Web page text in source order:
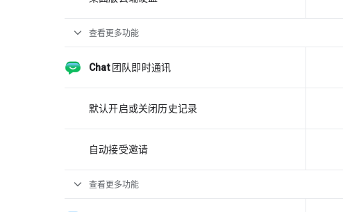
expand_more 查看更多功能
Chat 团队即时通讯
默认开启或关闭历史记录
自动接受邀请
expand_more 查看更多功能